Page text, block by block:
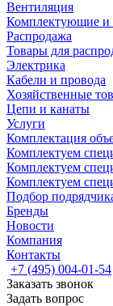
Вентиляция
Комплектующие и
Распродажа
Товары для
Электрика
Кабели и провода
Хозяйственные
Цепи и канаты
Услуги
Комплектация
Комплектуем
Комплектуем
Комплектуем
Подбор
Бренды
Новости
Компания
Контакты
+7 (495) 004-01-54
Заказать звонок
Задать вопрос